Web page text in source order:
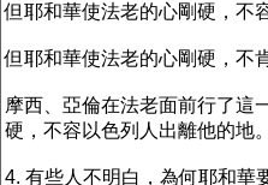
但耶和華使法老的心剛硬，不
但耶和華使法老的心剛硬，不
摩西、亞倫在法老面前行了這
硬，不容以色列人出離他的地
4. 有些人不明白，為何耶和華